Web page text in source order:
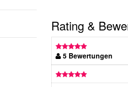
Rating &
5 Bewertungen